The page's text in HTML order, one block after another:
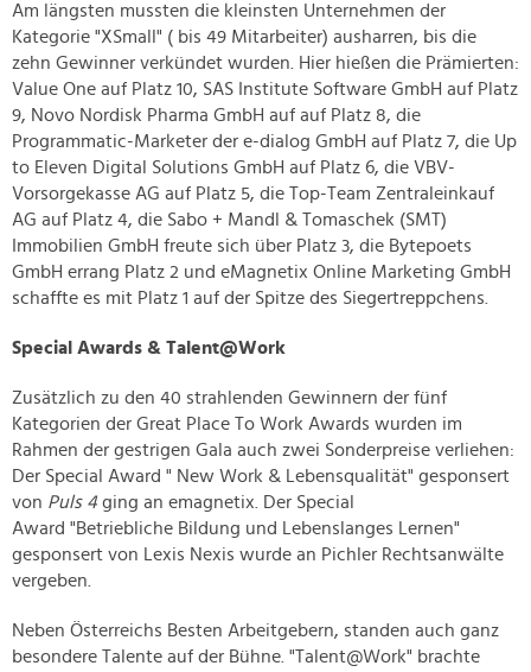
Am längsten mussten die kleinsten Unternehmen der
Kategorie "XSmall" ( bis 49 Mitarbeiter) ausharren, bis die
zehn Gewinner verkündet wurden. Hier hießen die Prämierten:
Value One auf Platz 10, SAS Institute Software GmbH auf Platz
9, Novo Nordisk Pharma GmbH auf auf Platz 8, die
Programmatic-Marketer der e-dialog GmbH auf Platz 7, die Up
to Eleven Digital Solutions GmbH auf Platz 6, die VBV-
Vorsorgekasse AG auf Platz 5, die Top-Team Zentraleinkauf
AG auf Platz 4, die Sabo + Mandl & Tomaschek (SMT)
Immobilien GmbH freute sich über Platz 3, die Bytepoets
GmbH errang Platz 2 und eMagnetix Online Marketing GmbH
schaffte es mit Platz 1 auf der Spitze des Siegertreppchens.
Special Awards & Talent@Work
Zusätzlich zu den 40 strahlenden Gewinnern der fünf
Kategorien der Great Place To Work Awards wurden im
Rahmen der gestrigen Gala auch zwei Sonderpreise verliehen:
Der Special Award " New Work & Lebensqualität" gesponsert
von Puls 4 ging an emagnetix. Der Special
Award "Betriebliche Bildung und Lebenslanges Lernen"
gesponsert von Lexis Nexis wurde an Pichler Rechtsanwälte
vergeben.
Neben Österreichs Besten Arbeitgebern, standen auch ganz
besondere Talente auf der Bühne. "Talent@Work" brachte